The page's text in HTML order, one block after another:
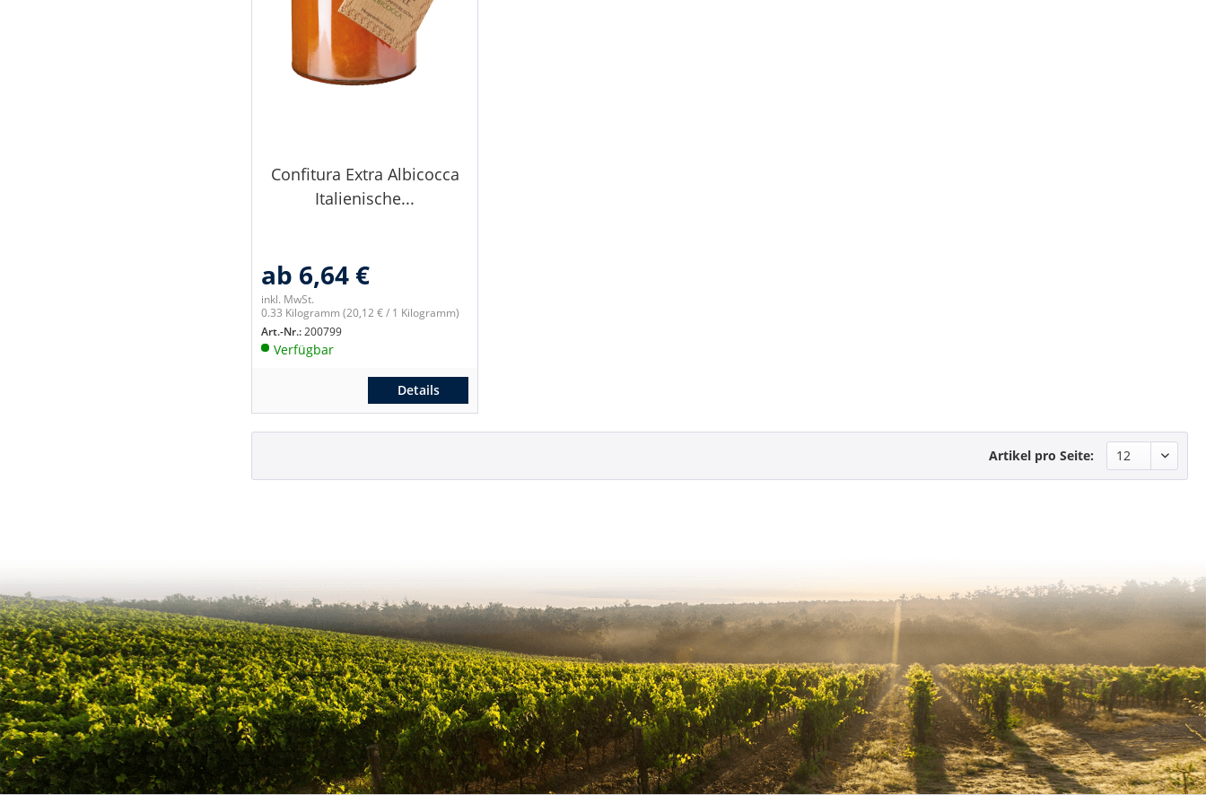
Confitura Extra Albicocca
Italienische...
ab 6,64 €
inkl. MwSt.
0.33 Kilogramm(20,12 € / 1 Kilogramm)
Art.-Nr.:200799
Verfügbar
Details
Artikel pro Seite: